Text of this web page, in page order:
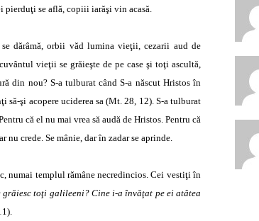
pierduţi se află, copiii iarăşi vin acasă.
dărâmă, orbii văd lumina vieţii, cezarii aud de
vieţii se grăieşte de pe case şi toţi ascultă,
din nou? S-a tulburat când S-a născut Hristos în
şi acopere uciderea sa (Mt. 28, 12). S-a tulburat
că el nu mai vrea să audă de Hristos. Pentru că
nu crede. Se mânie, dar în zadar se aprinde.
numai templul rămâne necredincios. Cei vestiţi în
grăiesc toţi galileeni? Cine i-a învăţat pe ei atâtea